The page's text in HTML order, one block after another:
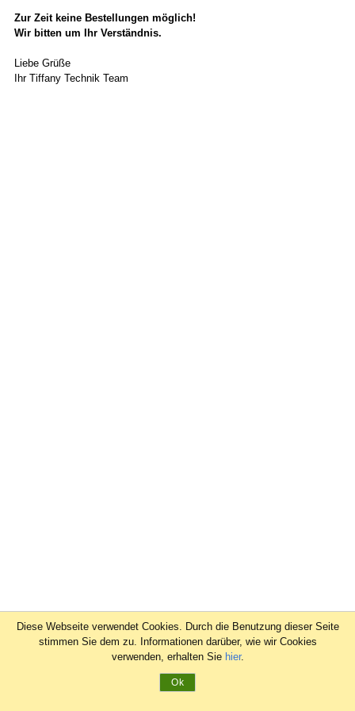
Zur Zeit keine Bestellungen möglich!
Wir bitten um Ihr Verständnis.
Liebe Grüße
Ihr Tiffany Technik Team
Diese Webseite verwendet Cookies. Durch die Benutzung dieser Seite
stimmen Sie dem zu. Informationen darüber, wie wir Cookies
verwenden, erhalten Sie hier.
Ok